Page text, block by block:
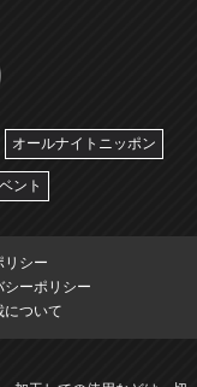
オールナイトニッポン
ント
リシー
シーポリシー
について